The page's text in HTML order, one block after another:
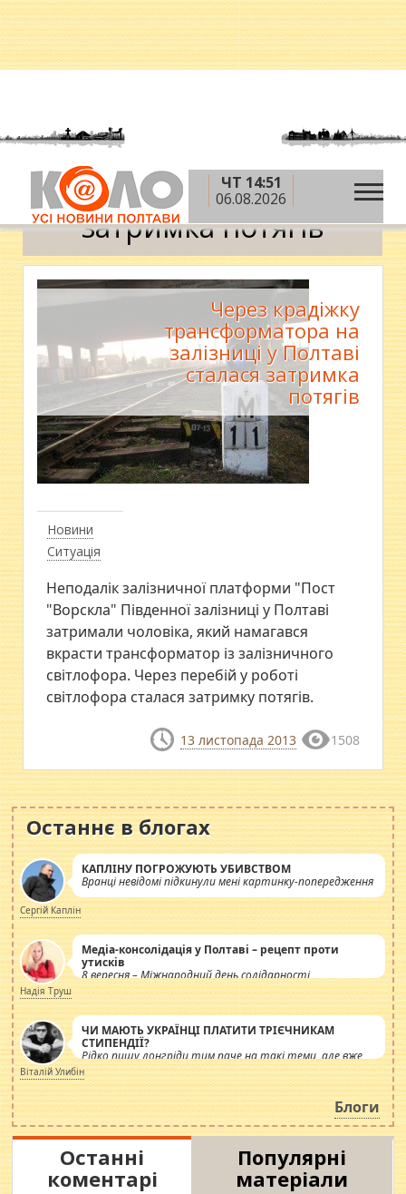
ЧТ 14:51
06.08.2026
Головна » затримка потягів
затримка потягів
Новини
Ситуація
Через крадіжку
трансформатора на
залізниці у Полтаві
сталася затримка
потягів
Неподалік залізничної платформи "Пост
"Ворскла" Південної залізниці у Полтаві
затримали чоловіка, який намагався
вкрасти трансформатор із залізничного
світлофора. Через перебій у роботі
світлофора сталася затримку потягів.
13 листопада 2013 1508
Останнє в блогах
КАПЛІНУ ПОГРОЖУЮТЬ УБИВСТВОМ
Вранці невідомі підкинули мені картинку-попередження
Сергій Каплін
Медіа-консолідація у Полтаві – рецепт проти
утисків
8 вересня – Міжнародний день солідарності
журналістів.
Надія Труш
ЧИ МАЮТЬ УКРАЇНЦІ ПЛАТИТИ ТРІЄЧНИКАМ
СТИПЕНДІЇ?
Рідко пишу лонгріди тим паче на такі теми, але вже
просто дістало! Обурюють сьогоднішні інсенуації
навколо стипендіального питання. Штучно
роздувається ще одна соціальна катастрофа.
Віталій Улибін
Блоги
Останні
коментарі
Популярні
матеріали